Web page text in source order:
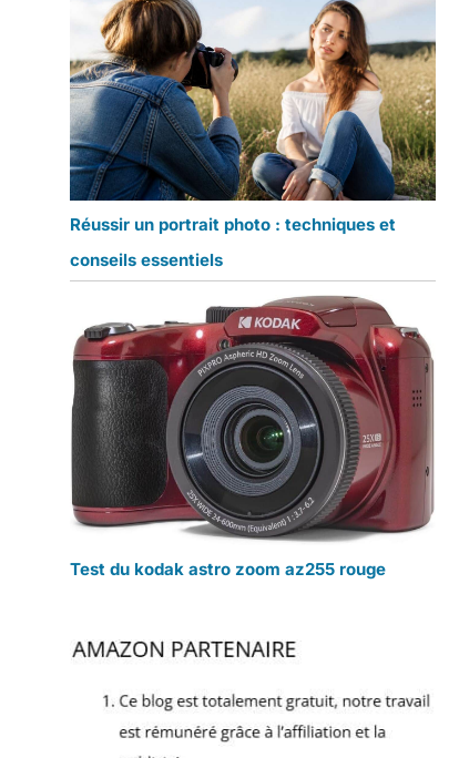
Réussir un portrait photo : techniques et
conseils essentiels
Test du kodak astro zoom az255 rouge